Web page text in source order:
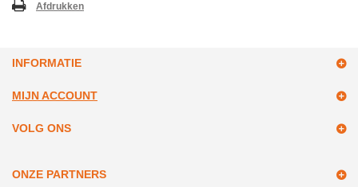
Afdrukken
INFORMATIE
MIJN ACCOUNT
VOLG ONS
ONZE PARTNERS